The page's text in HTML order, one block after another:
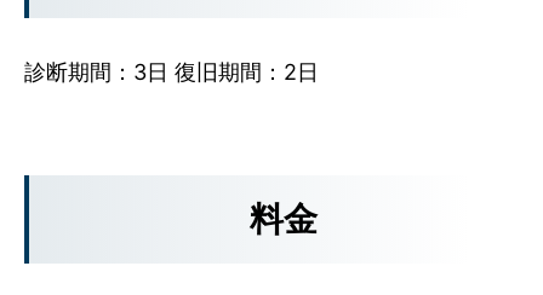
診断期間：3日 復旧期間：2日
料金